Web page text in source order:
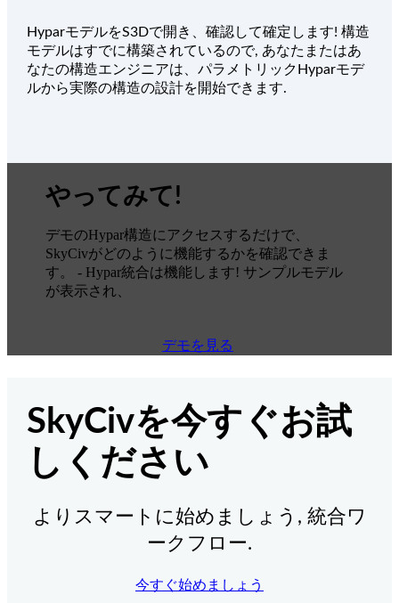
HyparモデルをS3Dで開き、確認して確定します! 構造
モデルはすでに構築されているので, あなたまたはあ
なたの構造エンジニアは、パラメトリックHyparモデ
ルから実際の構造の設計を開始できます.
やってみて!
デモのHypar構造にアクセスするだけで、
SkyCivがどのように機能するかを確認できま
す。 - Hypar統合は機能します! サンプルモデル
が表示され、
デモを見る
SkyCivを今すぐお試
しください
よりスマートに始めましょう, 統合ワ
ークフロー.
今すぐ始めましょう